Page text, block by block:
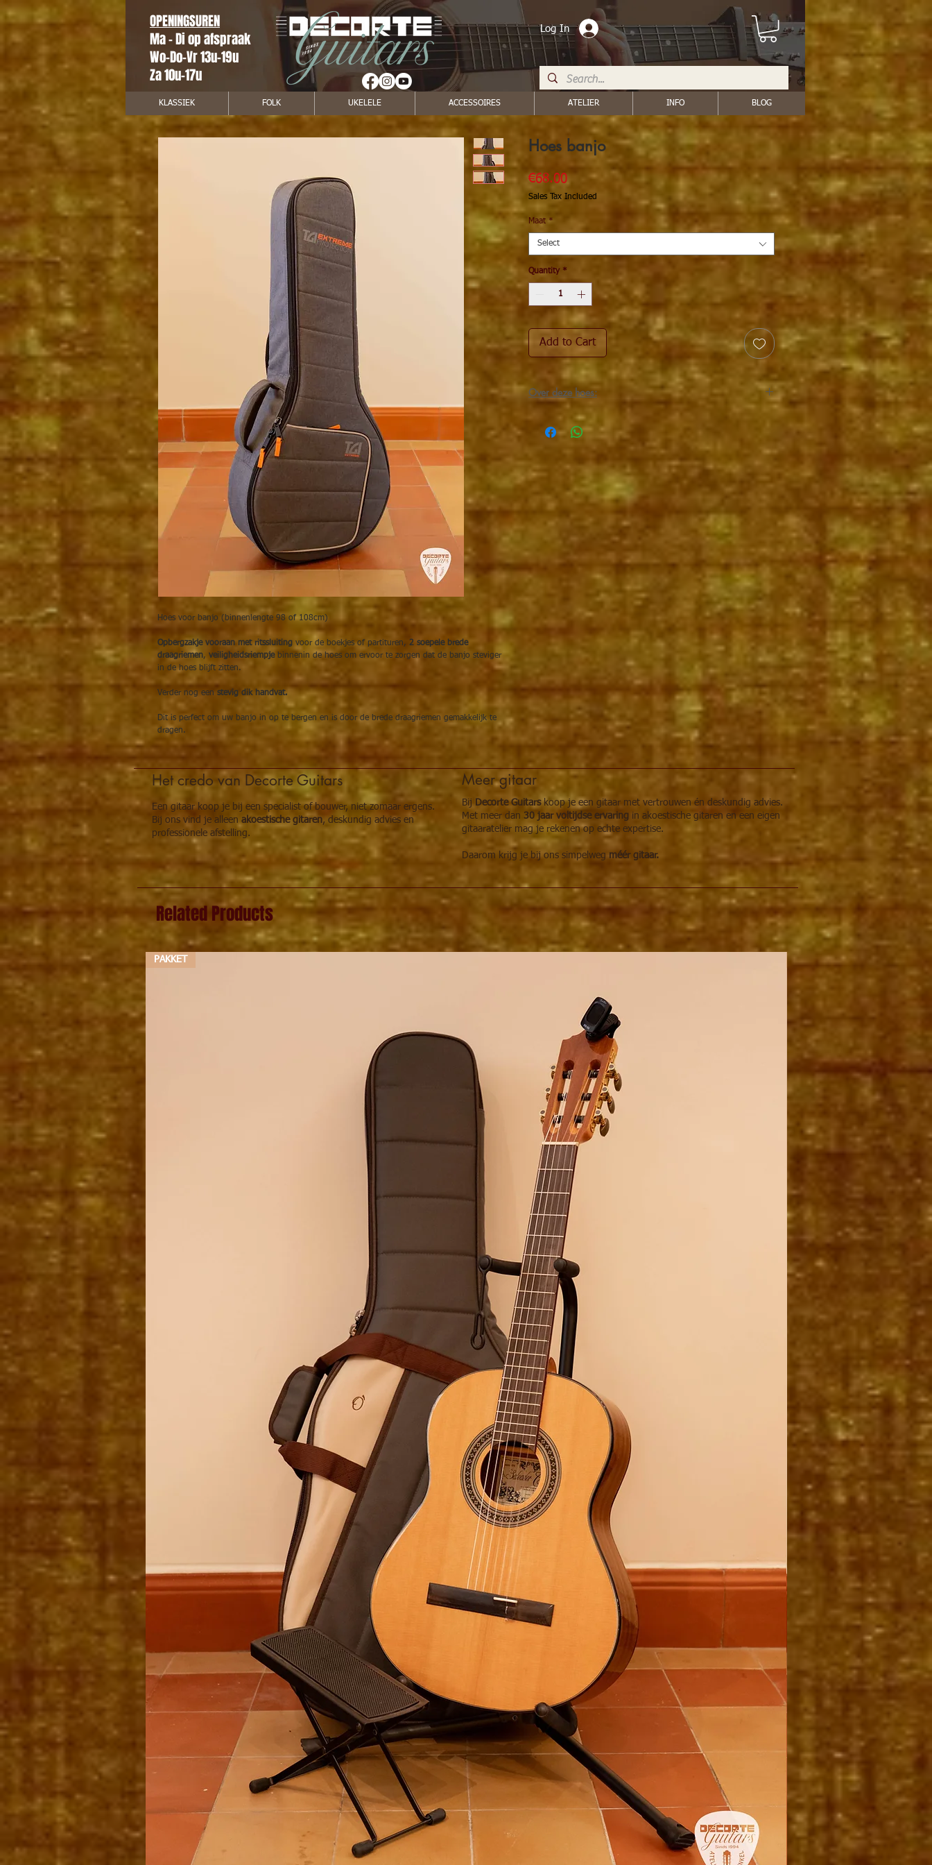
OPENINGSUREN
Ma - Di op afspraak
Wo-Do-Vr 13u-19u
Za 10u-17u
Log In
KLASSIEK FOLK UKELELE ACCESSOIRES ATELIER INFO BLOG
Hoes voor banjo (binnenlengte 98 of 108cm)
Opbergzakje vooraan met ritssluiting voor de boekjes of partituren, 2 soepele brede
draagriemen, veiligheidsriempjebinnenin de hoes om ervoor te zorgen dat de banjo steviger
in de hoes blijft zitten.
Verder nog een stevig dik handvat.
Dit is perfect om uw banjo in op te bergen en is door de brede draagriemen gemakkelijk te
dragen.
Hoes banjo
€68.00Price
Sales Tax Included
Maat *
Select
Quantity *
Add to Cart
Over deze hoes:
Hoes voor banjo
Opbergzak met ritssluiting voor boekje/partituren.
2 soepele en brede draagriemen om op de rug te dragen.
Perfect om een banjo te beschermen en te dragen.
Het credo van Decorte Guitars
Een gitaar koop je bij een specialist of bouwer, niet zomaar ergens.
Bij ons vind je alleen akoestische gitaren, deskundig advies en
professionele afstelling.
Meer gitaar
Bij Decorte Guitarskoop je een gitaar met vertrouwen én deskundig advies.
Met meer dan 30 jaar voltijdse ervaring in akoestische gitaren en een eigen
gitaaratelier mag je rekenen op echte expertise.
Daarom krijg je bij ons simpelweg méér gitaar.
Related Products
PAKKET